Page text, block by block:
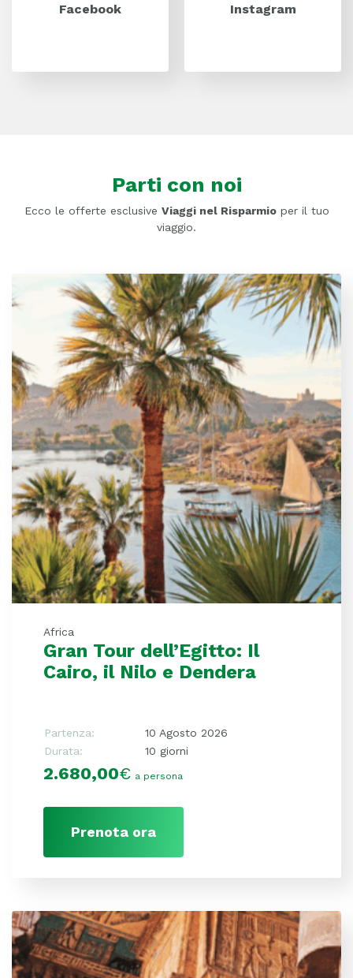
Facebook Instagram
Parti con noi
Ecco le offerte esclusive Viaggi nel Risparmioper il tuo
viaggio.
Africa
Gran Tour dell’Egitto: Il
Cairo, il Nilo e Dendera
Partenza:
10 Agosto 2026
Durata:
10 giorni
2.680,00€ a persona
Prenota ora